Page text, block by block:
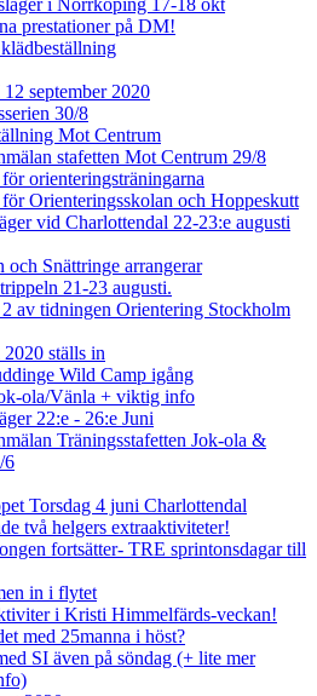
prestationer på DM!
september 2020
30/8
Mot Centrum
stafetten Mot Centrum 29/8
orienteringsträningarna
Orienteringsskolan och Hoppeskutt
vid Charlottendal 22-23:e augusti
och Snättringe arrangerar
21-23 augusti.
av tidningen Orientering Stockholm
2020 ställs in
Wild Camp igång
ola/Vänla + viktig info
22:e - 26:e Juni
Träningsstafetten Jok-ola &
6
Torsdag 4 juni Charlottendal
två helgers extraaktiviteter!
fortsätter- TRE sprintonsdagar till
in i flytet
i Kristi Himmelfärds-veckan!
med 25manna i höst?
SI även på söndag (+ lite mer